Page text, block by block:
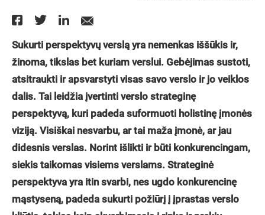
Sukurti perspektyvų verslą yra nemenkas iššūkis ir,
žinoma, tikslas bet kuriam verslui. Gebėjimas sustoti,
atsitraukti ir apsvarstyti visas savo verslo ir jo veiklos
dalis. Tai leidžia įvertinti verslo strateginę
perspektyvą, kuri padeda suformuoti holistinę įmonės
viziją. Visiškai nesvarbu, ar tai maža įmonė, ar jau
didesnis verslas. Norint išlikti ir būti konkurencingam,
siekis taikomas visiems verslams. Strateginė
perspektyva yra itin svarbi, nes ugdo konkurencinę
mąstyseną, padeda sukurti požiūrį į įprastas verslo